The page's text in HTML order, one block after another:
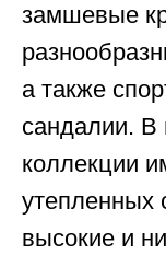
замшевые
а также
сандалии. В
коллекции
утепленных
высокие и